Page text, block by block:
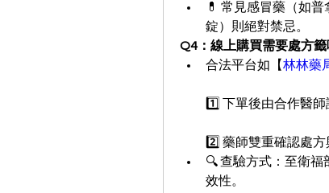
💊 常見感冒藥（如
錠）則絕對禁忌。
Q4：線上購買需要處方
合法平台如【林林藥
1️⃣ 下單後由合作醫
2️⃣ 藥師雙重確認處
🔍 查驗方式：至衛
效性。